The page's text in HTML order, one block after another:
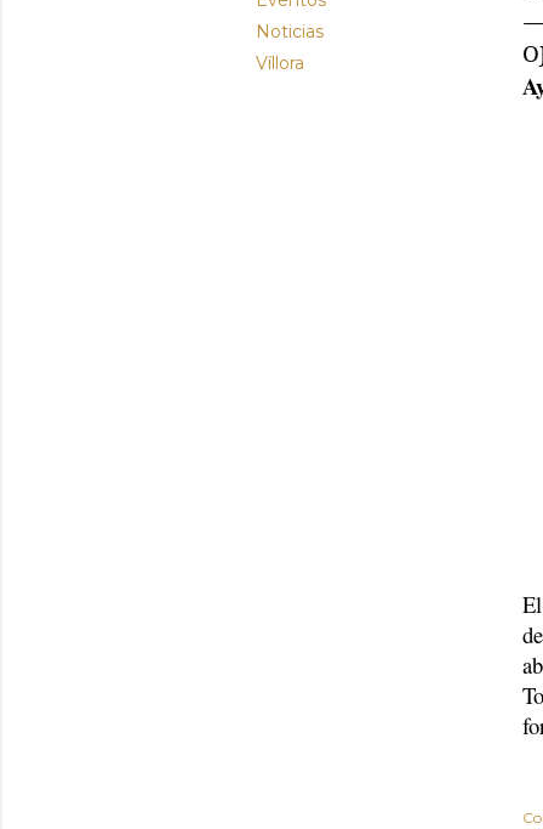
Noticias
Víllora